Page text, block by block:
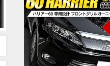
本免学科試験3回落ちたんやが、
流石にしんどいｗｗｗｗｗ
2023-01-07